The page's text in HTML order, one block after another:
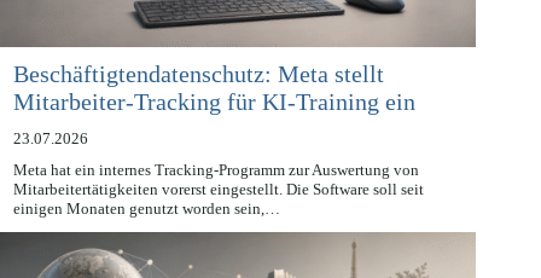
Beschäftigtendatenschutz: Meta stellt
Mitarbeiter-Tracking für KI-Training ein
23.07.2026
Meta hat ein internes Tracking-Programm zur Auswertung von
Mitarbeitertätigkeiten vorerst eingestellt. Die Software soll seit
einigen Monaten genutzt worden sein,…